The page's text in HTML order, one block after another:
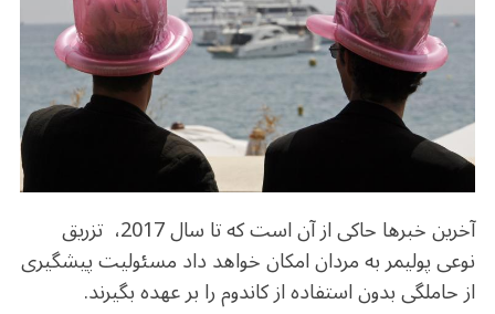
o
o
k
m p
p
آخرین خبرها حاکی از آن است که تا سال 2017، تزریق
نوعی پولیمر به مردان امکان خواهد داد مسئولیت پیشگیری
از حاملگی بدون استفاده از کاندوم را بر عهده بگیرند.